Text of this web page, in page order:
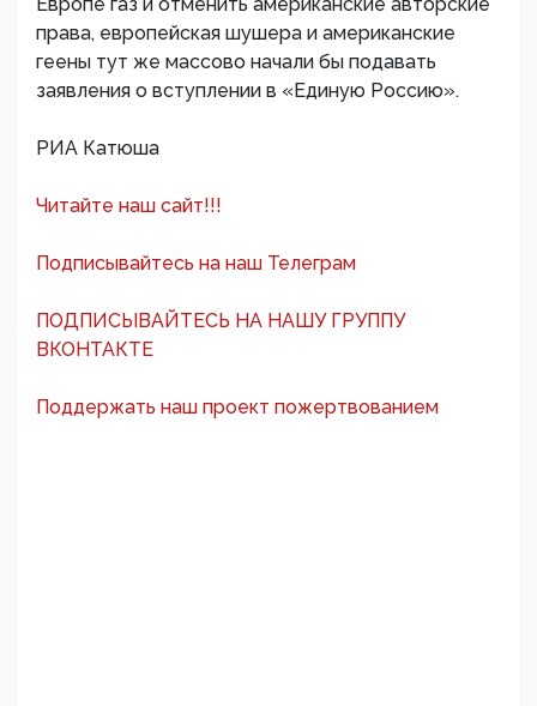
права, европейская шушера и американские
геены тут же массово начали бы подавать
заявления о вступлении в «Единую Россию».
РИА Катюша
Читайте наш сайт!!!
Подписывайтесь на наш Телеграм
ПОДПИСЫВАЙТЕСЬ НА НАШУ ГРУППУ
ВКОНТАКТЕ
Поддержать наш проект пожертвованием